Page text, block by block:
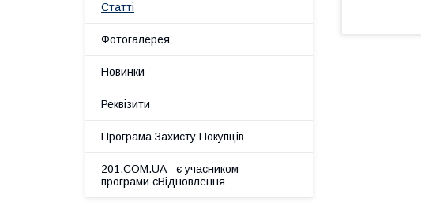
Статті
Фотогалерея
Новинки
Реквізити
Програма Захисту Покупців
201.COM.UA - є учасником
програми єВідновлення